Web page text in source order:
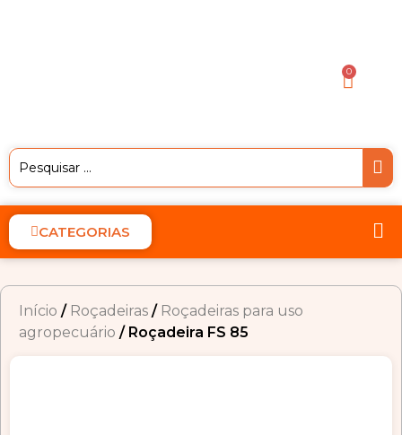
0
CATEGORIAS
Início / Roçadeiras / Roçadeiras para uso
agropecuário / Roçadeira FS 85